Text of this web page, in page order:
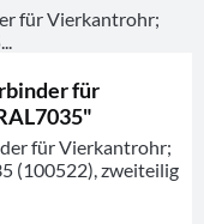
für Vierkantrohr;
für
für Vierkantrohr;
(100522), zweiteilig